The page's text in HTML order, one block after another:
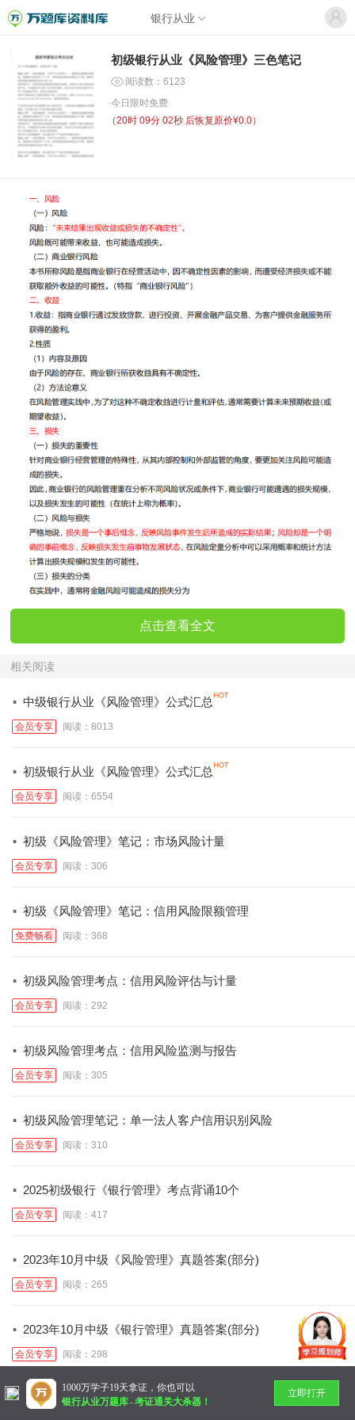
银行从业
初级银行从业《风险管理》三色笔记
阅读数：6123
今日限时免费
（20时 09分 02秒 后恢复原价¥0.0）
点击查看全文
相关阅读
· 中级银行从业《风险管理》公式汇总
会员专享 阅读：8013
· 初级银行从业《风险管理》公式汇总
会员专享 阅读：6554
· 初级《风险管理》笔记：市场风险计量
会员专享 阅读：306
· 初级《风险管理》笔记：信用风险限额管理
免费畅看 阅读：368
· 初级风险管理考点：信用风险评估与计量
会员专享 阅读：292
· 初级风险管理考点：信用风险监测与报告
会员专享 阅读：305
· 初级风险管理笔记：单一法人客户信用识别风险
会员专享 阅读：310
· 2025初级银行《银行管理》考点背诵10个
会员专享 阅读：417
· 2023年10月中级《风险管理》真题答案(部分)
会员专享 阅读：265
· 2023年10月中级《银行管理》真题答案(部分)
会员专享 阅读：298
暂无更多
1000万学子19天拿证，你也可以
银行从业万题库-考证通关大杀器！
立即打开